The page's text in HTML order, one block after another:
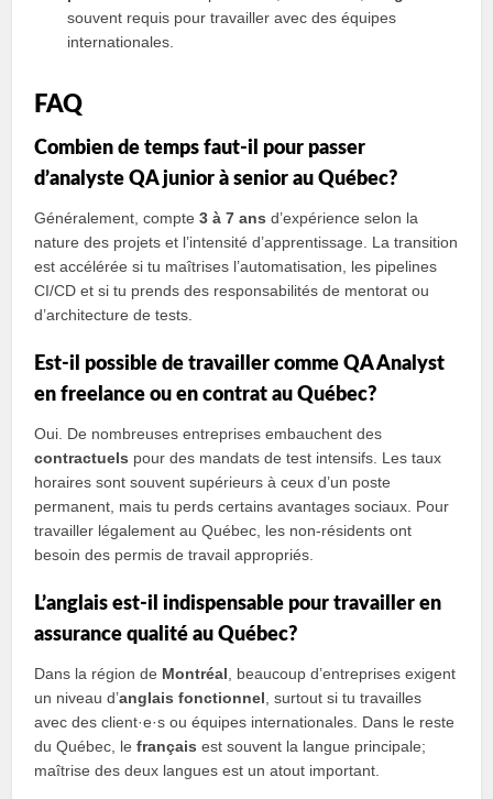
souvent requis pour travailler avec des équipes
internationales.
FAQ
Combien de temps faut-il pour passer
d’analyste QA junior à senior au Québec?
Généralement, compte3 à 7 ans d’expérience selon la
nature des projets et l’intensité d’apprentissage. La transition
est accélérée si tu maîtrises l’automatisation, les pipelines
CI/CD et si tu prends des responsabilités de mentorat ou
d’architecture de tests.
Est-il possible de travailler comme QA Analyst
en freelance ou en contrat au Québec?
Oui. De nombreuses entreprises embauchent des
contractuels pour des mandats de test intensifs. Les taux
horaires sont souvent supérieurs à ceux d’un poste
permanent, mais tu perds certains avantages sociaux. Pour
travailler légalement au Québec, les non-résidents ont
besoin des permis de travail appropriés.
L’anglais est-il indispensable pour travailler en
assurance qualité au Québec?
Dans la région de Montréal , beaucoup d’entreprises exigent
un niveau d’anglais fonctionnel , surtout si tu travailles
avec des client·e·s ou équipes internationales. Dans le reste
du Québec, lefrançais est souvent la langue principale;
maîtrise des deux langues est un atout important.